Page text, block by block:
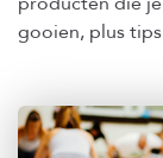
gooien, plus